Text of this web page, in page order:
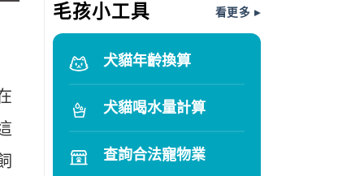
毛孩小工具 看更多 ▸
犬貓年齡換算
犬貓喝水量計算
查詢合法寵物業